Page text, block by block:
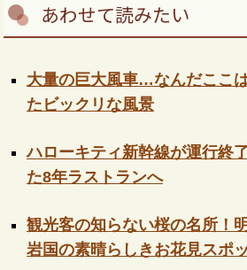
あわせて読みたい
大量の巨大風車…なんだここ
たビックリな風景
ハローキティ新幹線が運行終
た8年ラストランへ
観光客の知らない桜の名所！
岩国の素晴らしきお花見スポ